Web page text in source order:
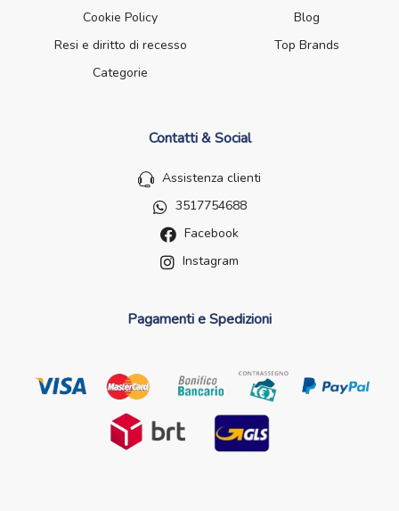
Cookie Policy
Blog
Resi e diritto di recesso
Top Brands
Categorie
Contatti & Social
Assistenza clienti
3517754688
Facebook
Instagram
Pagamenti e Spedizioni